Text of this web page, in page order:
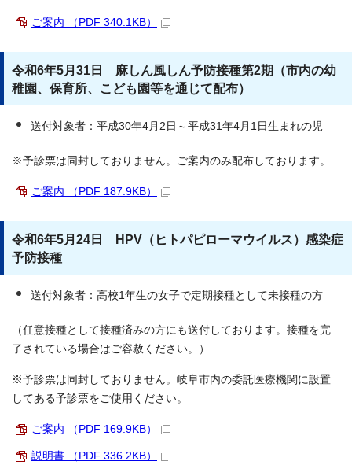
ご案内 （PDF 340.1KB）
令和6年5月31日 麻しん風しん予防接種第2期（市内の幼
稚園、保育所、こども園等を通じて配布）
送付対象者：平成30年4月2日～平成31年4月1日生まれの児
※予診票は同封しておりません。ご案内のみ配布しております。
ご案内 （PDF 187.9KB）
令和6年5月24日 HPV（ヒトパピローマウイルス）感染症
予防接種
送付対象者：高校1年生の女子で定期接種として未接種の方
（任意接種として接種済みの方にも送付しております。接種を完
了されている場合はご容赦ください。）
※予診票は同封しておりません。岐阜市内の委託医療機関に設置
してある予診票をご使用ください。
ご案内 （PDF 169.9KB）
説明書 （PDF 336.2KB）